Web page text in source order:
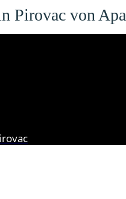
Pirovac von